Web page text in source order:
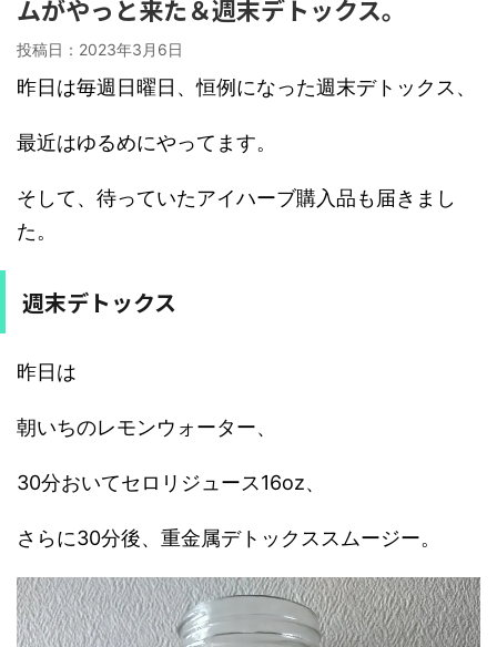
ムがやっと来た＆週末デトックス。
投稿日： 2023年3月6日
昨日は毎週日曜日、恒例になった週末デトックス、
最近はゆるめにやってます。
そして、待っていたアイハーブ購入品も届きまし
た。
週末デトックス
昨日は
朝いちのレモンウォーター、
30分おいてセロリジュース16oz、
さらに30分後、重金属デトックススムージー。